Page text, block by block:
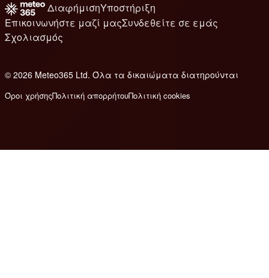
ΔιαφήμισηΥποστήριξη
Επικοινωνήστε μαζί μαςΣυνδεθείτε σε εμάς
Σχολιασμός
© 2026 Meteo365 Ltd. Όλα τα δικαιώματα διατηρούνται
Όροι χρήσηςΠολιτική απορρήτουΠολιτική cookies